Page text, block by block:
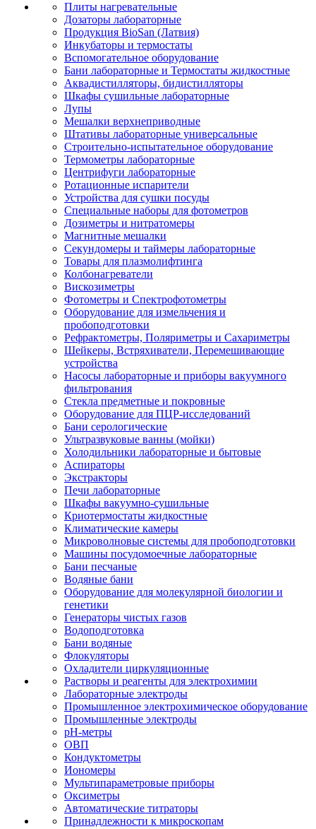
Плиты нагревательные
Дозаторы лабораторные
Продукция BioSan (Латвия)
Инкубаторы и термостаты
Вспомогательное оборудование
Бани лабораторные и Термостаты жидкостные
Аквадистилляторы, бидистилляторы
Шкафы сушильные лабораторные
Лупы
Мешалки верхнеприводные
Штативы лабораторные универсальные
Строительно-испытательное оборудование
Термометры лабораторные
Центрифуги лабораторные
Ротационные испарители
Устройства для сушки посуды
Специальные наборы для фотометров
Дозиметры и нитратомеры
Магнитные мешалки
Секундомеры и таймеры лабораторные
Товары для плазмолифтинга
Колбонагреватели
Вискозиметры
Фотометры и Спектрофотометры
Оборудование для измельчения и
пробоподготовки
Рефрактометры, Поляриметры и Сахариметры
Шейкеры, Встряхиватели, Перемешивающие
устройства
Насосы лабораторные и приборы вакуумного
фильтрования
Стекла предметные и покровные
Оборудование для ПЦР-исследований
Бани серологические
Ультразвуковые ванны (мойки)
Холодильники лабораторные и бытовые
Аспираторы
Экстракторы
Печи лабораторные
Шкафы вакуумно-сушильные
Криотермостаты жидкостные
Климатические камеры
Микроволновые системы для пробоподготовки
Машины посудомоечные лабораторные
Бани песчаные
Водяные бани
Оборудование для молекулярной биологии и
генетики
Генераторы чистых газов
Водоподготовка
Бани водяные
Флокуляторы
Охладители циркуляционные
Растворы и реагенты для электрохимии
Лабораторные электроды
Промышленное электрохимическое оборудование
Промышленные электроды
pH-метры
ОВП
Кондуктометры
Иономеры
Мультипараметровые приборы
Оксиметры
Автоматические титраторы
Принадлежности к микроскопам